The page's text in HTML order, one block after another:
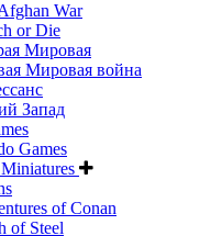
War
or Die
Мировая
Мировая война
Запад
Games
of Conan
of Steel